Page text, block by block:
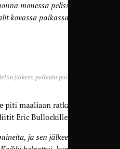
monessa pelissä se,
kovassa paikassa”
jälkeen polleata poikaa.
maaliaan ratkaisevana,
Eric Bullockille.
ja sen jälkeen alkoi